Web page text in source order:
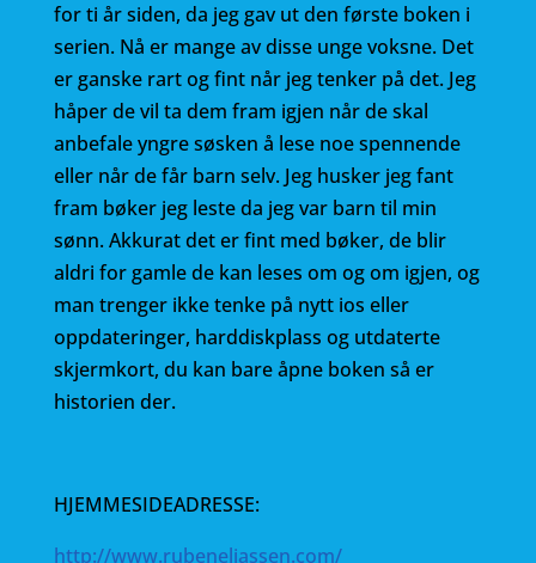
for ti år siden, da jeg gav ut den første boken i
serien. Nå er mange av disse unge voksne. Det
er ganske rart og fint når jeg tenker på det. Jeg
håper de vil ta dem fram igjen når de skal
anbefale yngre søsken å lese noe spennende
eller når de får barn selv. Jeg husker jeg fant
fram bøker jeg leste da jeg var barn til min
sønn. Akkurat det er fint med bøker, de blir
aldri for gamle de kan leses om og om igjen, og
man trenger ikke tenke på nytt ios eller
oppdateringer, harddiskplass og utdaterte
skjermkort, du kan bare åpne boken så er
historien der.
HJEMMESIDEADRESSE:
http://www.rubeneliassen.com/